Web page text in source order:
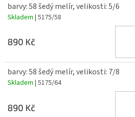
barvy: 58 šedý melír, velikosti: 5/6
Skladem | 5175/58
890 Kč
barvy: 58 šedý melír, velikosti: 7/8
Skladem | 5175/64
890 Kč